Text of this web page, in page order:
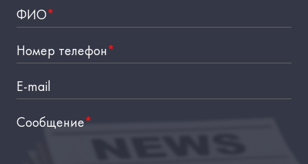
ФИО*
Номер телефон*
E-mail
Сообщение*